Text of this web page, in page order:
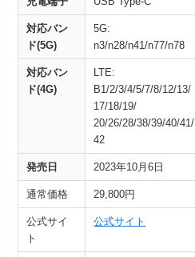
対応バン
ド(5G)
5G:
n3/n28/n41/n77/n78
対応バン
ド(4G)
LTE:
B1/2/3/4/5/7/8/12/13/
17/18/19/
20/26/28/38/39/40/41/
42
発売日 2023年10月6日
通常価格 29,800円
公式サイ
ト
公式サイト